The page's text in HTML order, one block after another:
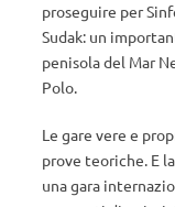
proseguire per
Sudak: un
penisola del Mar
Polo.
Le gare vere e
prove teoriche. E
una gara